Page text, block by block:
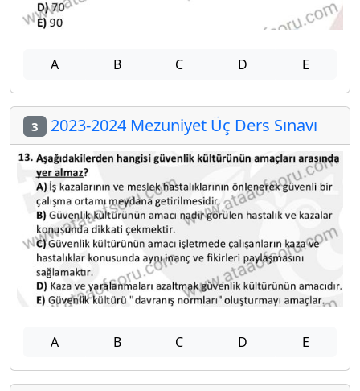
A B C D E
3 2023-2024 Mezuniyet Üç Ders Sınavı
A B C D E